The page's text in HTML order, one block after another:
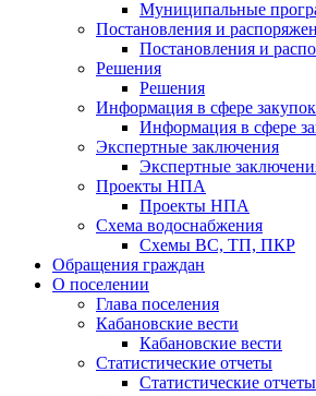
Муниципальные
Постановления и
Постановления и
Решения
Решения
Информация в сфере закупок
Информация в сфере
Экспертные заключения
Экспертные
Проекты НПА
Проекты НПА
Схема водоснабжения
Схемы ВС, ТП, ПКР
Обращения граждан
О поселении
Глава поселения
Кабановские вести
Кабановские вести
Статистические отчеты
Статистические отчеты